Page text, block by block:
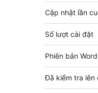
Cập nhật lần
Số lượt cài đặt
Phiên bản
Đã kiểm tra lên